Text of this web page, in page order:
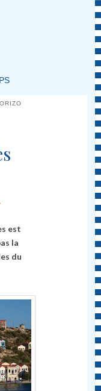
est
la
du